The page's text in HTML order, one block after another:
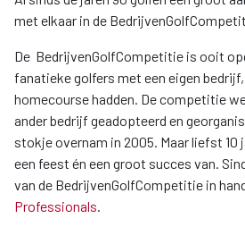
met elkaar in de
De BedrijvenGolfCompetitie is ooit
fanatieke golfers met een eigen
homecourse hadden. De competitie
ander bedrijf geadopteerd en
stokje overnam in 2005. Maar liefst 10
een feest én een groot succes van.
van de BedrijvenGolfCompetitie in
Professionals.